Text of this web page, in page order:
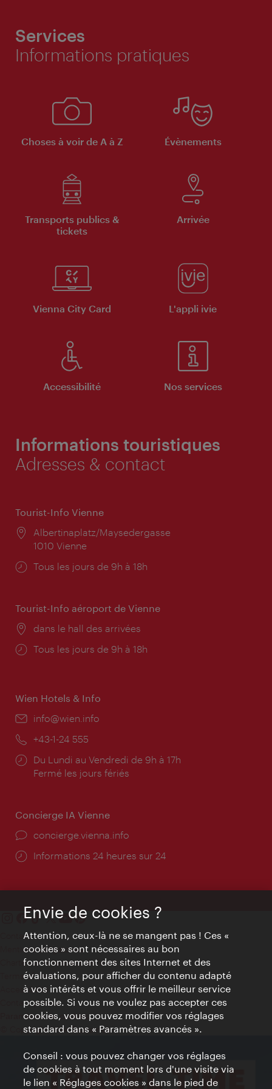
Services
Informations pratiques
Choses à voir de A à Z Évènements
Transports publics &
tickets
Arrivée
Vienna City Card L'appli ivie
Accessibilité Nos services
Informations touristiques
Adresses & contact
Tourist-Info Vienne
Lieu:
Albertinaplatz/Maysedergasse
1010 Vienne
Horaires
Tous les jours de 9h à 18h
Tourist-Info aéroport de Vienne
Lieu:
dans le hall des arrivées
Horaires
Tous les jours de 9h à 18h
Wien Hotels & Info
E-
info@wien.info
Téléphone:
+43-1-24 555
Horaires
d'ouverture:
Du Lundi au Vendredi de 9h à 17h
Fermé les jours fériés
Concierge IA Vienne
Ort:
concierge.vienna.info
Öffnungszeiten:
Informations 24 heures sur 24
Contact
Mentions obligatoires
Charte sur le respect de la vie privée
Terms of Use
Accessibilité
Contact presse
Paramètres de cookies
© Copyright WienTourismus
Envie de cookies ?
Attention, ceux-là ne se mangent pas ! Ces «
cookies » sont nécessaires au bon
fonctionnement des sites Internet et des
évaluations, pour afficher du contenu adapté
à vos intérêts et vous offrir le meilleur service
possible. Si vous ne voulez pas accepter ces
cookies, vous pouvez modifier vos réglages
standard dans « Paramètres avancés ».
Conseil : vous pouvez changer vos réglages
de cookies à tout moment lors d'une visite via
le lien « Réglages cookies » dans le pied de